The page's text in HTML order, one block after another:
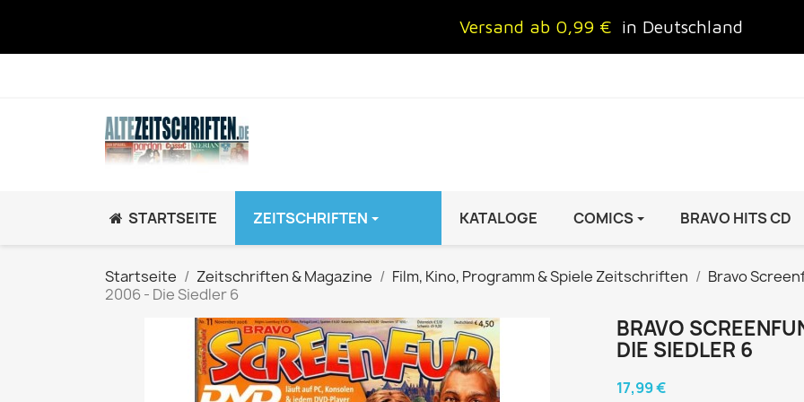
Versand ab 0,99 € in Deutschland
STARTSEITE ZEITSCHRIFTEN
JUGEND / KIND
BRAVO HipHop Special
BRAVO Zeitschrift
hey!
FRAUEN AUTO & MOTOR
auto motor sport Archiv
Autoprospekte &
KATALOGE COMICS BRAVO HITS CD
Startseite Zeitschriften & Magazine Film, Kino, Programm & Spiele Zeitschriften Bravo
2006 - Die Siedler 6
BRAVO
DIE SIEDLER 6
17,99 €